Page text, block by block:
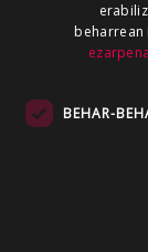
ALEA
NOAUA
beharrean
BEHAR-